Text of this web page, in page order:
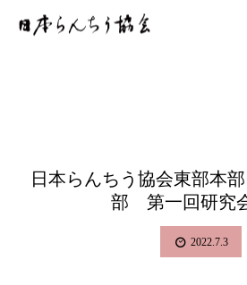
日本らんちう協会東部本
部 第一回研究
2022.7.3